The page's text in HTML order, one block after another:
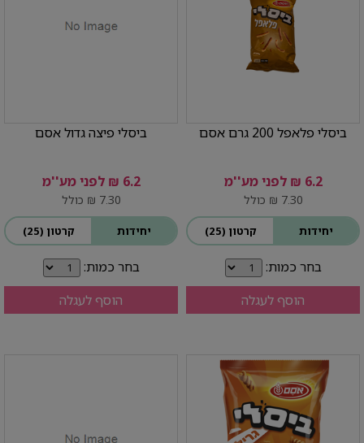
ביסלי פלאפל 200 גרם אסם
6.2 ₪ לפני מע''מ
7.30 ₪ כולל
יחידות קרטון (25)
בחר כמות:
הוסף לעגלה
ביסלי פיצה גדול אסם
6.2 ₪ לפני מע''מ
7.30 ₪ כולל
יחידות קרטון (25)
בחר כמות:
הוסף לעגלה